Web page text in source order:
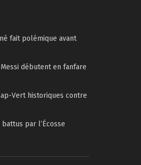
fait polémique avant
débutent en fanfare
Vert historiques contre
par l’Écosse